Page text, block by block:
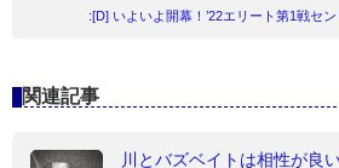
:[D] いよいよ開幕！’22エリート第1戦セ
関連記事
川とバズベイトは相性が良